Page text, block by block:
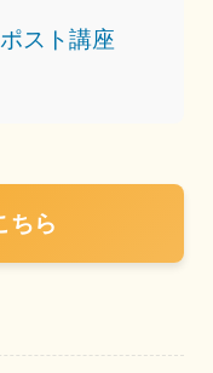
スト講座
ちら